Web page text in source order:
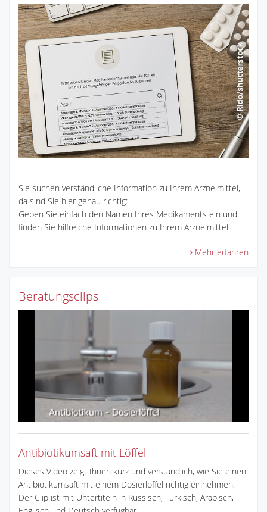
Sie suchen verständliche Information zu Ihrem Arzneimittel,
da sind Sie hier genau richtig:
Geben Sie einfach den Namen Ihres Medikaments ein und
finden Sie hilfreiche Informationen zu Ihrem Arzneimittel
Mehr erfahren
Beratungsclips
Antibiotikumsaft mit Löffel
Dieses Video zeigt Ihnen kurz und verständlich, wie Sie einen
Antibiotikumsaft mit einem Dosierlöffel richtig einnehmen.
Der Clip ist mit Untertiteln in Russisch, Türkisch, Arabisch,